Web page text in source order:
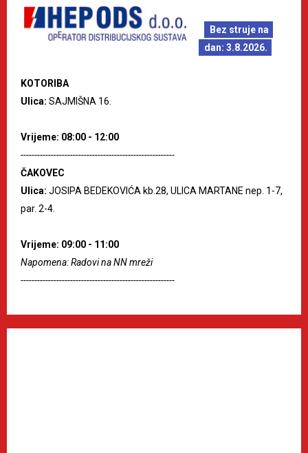
Bez struje na
dan: 3.8.2026.
KOTORIBA
Ulica: SAJMIŠNA 16.
Vrijeme: 08:00 - 12:00
--------------------------------------------------------
ČAKOVEC
Ulica: JOSIPA BEDEKOVIĆA kb.28, ULICA MARTANE nep. 1-7,
par. 2-4.
Vrijeme: 09:00 - 11:00
Napomena: Radovi na NN mreži
--------------------------------------------------------